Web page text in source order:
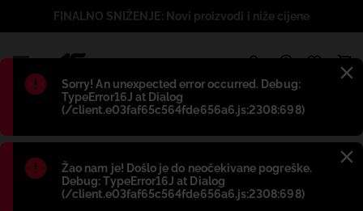
Błąd:
Sorry! An unexpected error occurred. Debug:
TypeError16J at Dialog
(/client.e03faf65c564fde656a6.js:2308:698)
Błąd:
Žao nam je! Došlo je do neočekivane pogreške.
Debug: TypeError16J at Dialog
(/client.e03faf65c564fde656a6.js:2308:698)
FINALNO SNIŽENJE: Novi proizvodi i niže cijene